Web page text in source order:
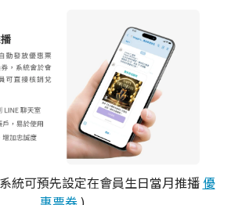
統可預先設定在會員生日當月推播 優